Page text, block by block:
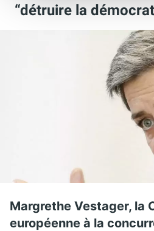
“détruire la
Margrethe Vestager, la
européenne à la